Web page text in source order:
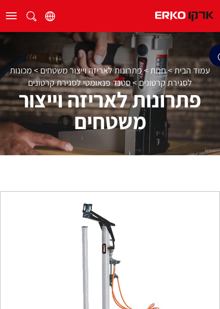
עמוד הבית>חנות >פתרונות לאריזה וייצור משטחים>מכונות
לסגירת קרטונים>סטנד פנאומטי לסגירת קרטונים
פתרונות לאריזה וייצור
משטחים